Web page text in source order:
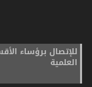
للإتصال برؤساء
العلمية